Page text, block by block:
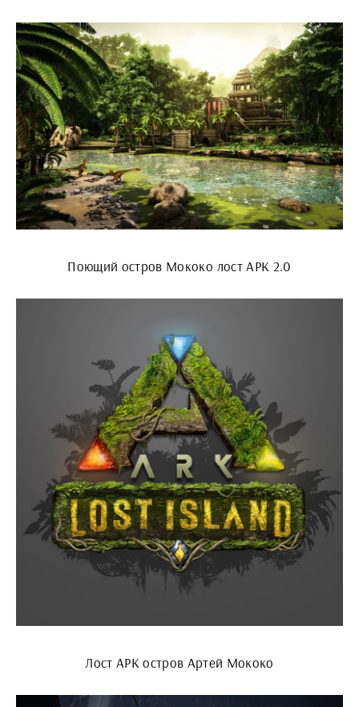
Поющий остров Мококо лост АРК 2.0
Лост АРК остров Артей Мококо